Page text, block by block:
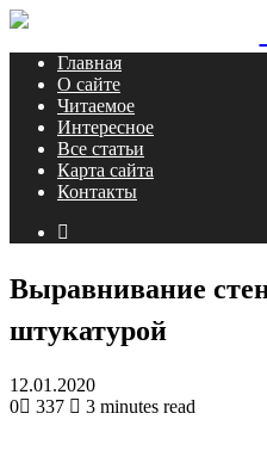
Menu
Главная
О сайте
Читаемое
Интересное
Все статьи
Карта сайта
Контакты
Выравнивание
штукатурой
12.01.2020
0
337 3 minutes read